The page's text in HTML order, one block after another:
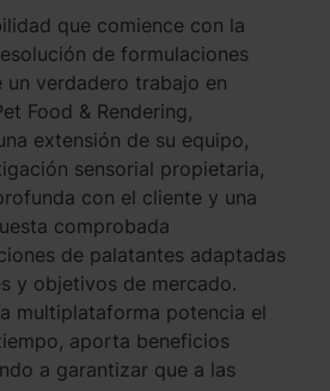
que comience con la
de formulaciones
un verdadero trabajo en
Food & Rendering,
extensión de su equipo,
sensorial propietaria,
con el cliente y una
comprobada
de palatantes adaptadas
y objetivos de mercado.
multiplataforma potencia el
aporta beneficios
a garantizar que a las